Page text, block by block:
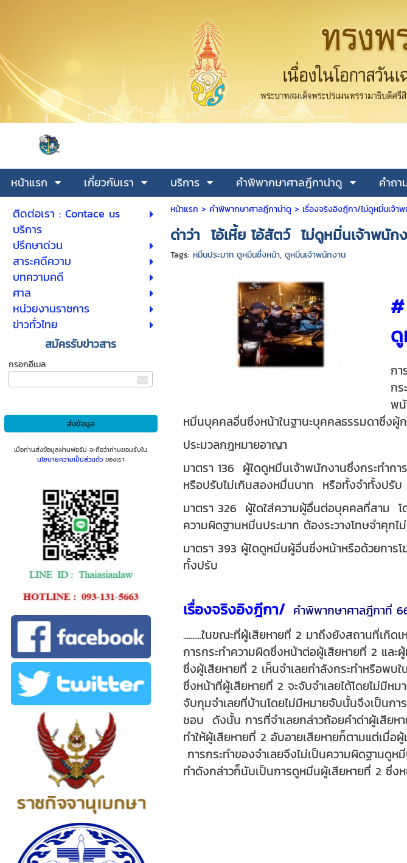
หน้าแรก เกี่ยวกับเรา บริการ คำพิพากษาศาลฎีกาน่าดู คำถา
ติดต่อเรา : Contace us
บริการ
ปรึกษาด่วน
สาระคดีความ
บทความคดี
ศาล
หน่วยงานราชการ
ข่าวทั่วไทย
สมัครรับข่าวสาร
กรอกอีเมล
เมื่อท่านส่งข้อมูลผ่านฟอร์ม จะถือว่าท่านยอมรับใน
นโยบายความเป็นส่วนตัวของเรา
หน้าแรก > คำพิพากษาศาลฎีกาน่าดู > เรื่องจริงอิงฎีกา/ไม่ดูหมิ่นเจ้า
ด่าว่า ไอ้เหี้ย ไอ้สัตว์ ไม่ดูหมิ่นเจ้าพนัก
Tags:หมิ่นประมาท ดูหมิ่นซึ่งหน้า,ดูหมิ่นเจ้าพนักงาน
ก
กร
พนั
หมิ่นบุคคลอื่นซึ่งหน้าในฐานะบุคคลธรรมดาซึ่ง
ประมวลกฎหมายอาญา
มาตรา 136 ผู้ใดดูหมิ่นเจ้าพนักงานซึ่งกระทำก
หรือปรับไม่เกินสองหมื่นบาท หรือทั้งจำทั้งปรับ
มาตรา 326 ผู้ใดใส่ความผู้อื่นต่อบุคคลที่สาม
ความผิดฐานหมิ่นประมาท ต้องระวางโทษจำคุ
มาตรา 393 ผู้ใดดูหมิ่นผู้อื่นซึ่งหน้าหรือด้วยกา
ทั้งปรับ
เรื่องจริงอิงฎีกา/ คำพิพากษาศาลฎีกาที่
..........ในขณะที่ผู้เสียหายที่ 2 มาถึงยังสถานที่เกิ
การกระทำความผิดซึ่งหน้าต่อผู้เสียหายที่ 2 และ
ซึ่งผู้เสียหายที่ 2 เห็นจำเลยกำลังกระทำหรือพบใ
ซึ่งหน้าที่ผู้เสียหายที่ 2 จะจับจำเลยได้โดยไม่มีห
จับกุมจำเลยที่บ้านโดยไม่มีหมายจับนั้นจึงเป็นกา
ชอบดังนั้น การที่จำเลยกล่าวถ้อยคำด่าผู้เสีย
ทำให้ผู้เสียหายที่ 2 อับอายเสียหายก็ตามแต่เมื่อ
การกระทำของจำเลยจึงไม่เป็นความผิดฐานดู
ทำดังกล่าวก็นับเป็นการดูหมิ่นผู้เสียหายที่ 2 ซึ่ง